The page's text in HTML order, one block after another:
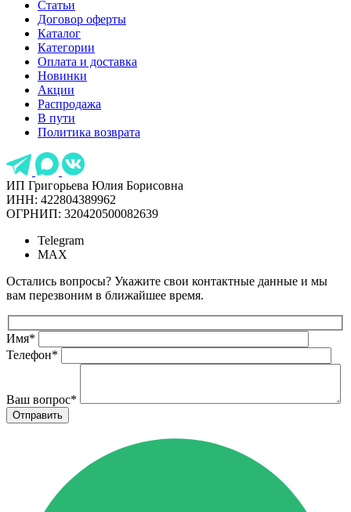
Статьи
Договор оферты
Каталог
Категории
Оплата и доставка
Новинки
Акции
Распродажа
В пути
Политика возврата
ИП Григорьева Юлия Борисовна
ИНН: 422804389962
ОГРНИП: 320420500082639
Telegram
MAX
Остались вопросы? Укажите свои контактные данные и мы
вам перезвоним в ближайшее время.
Имя*
Телефон*
Ваш вопрос*